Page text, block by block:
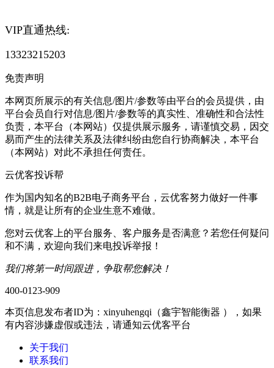
VIP直通热线:
13323215203
免责声明
本网页所展示的有关信息/图片/参数等由平台的会员提供，由
平台会员自行对信息/图片/参数等的真实性、准确性和合法性
负责，本平台（本网站）仅提供展示服务，请谨慎交易，因交
易而产生的法律关系及法律纠纷由您自行协商解决，本平台
（本网站）对此不承担任何责任。
云优客投诉帮
作为国内知名的B2B电子商务平台，云优客努力做好一件事
情，就是让所有的企业生意不难做。
您对云优客上的平台服务、客户服务是否满意？若您任何疑问
和不满，欢迎向我们来电投诉举报！
我们将第一时间跟进，争取帮您解决！
400-0123-909
本页信息发布者ID为： xinyuhengqi（鑫宇智能衡器 ），如果
有内容涉嫌虚假或违法，请通知云优客平台
关于我们
联系我们